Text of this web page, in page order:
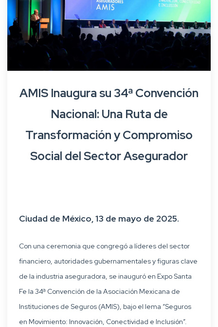
AMIS Inaugura su 34ª Convención
Nacional: Una Ruta de
Transformación y Compromiso
Social del Sector Asegurador
Ciudad de México, 13 de mayo de 2025.
Con una ceremonia que congregó a líderes del sector
financiero, autoridades gubernamentales y figuras clave
de la industria aseguradora, se inauguró en Expo Santa
Fe la 34ª Convención de la Asociación Mexicana de
Instituciones de Seguros (AMIS), bajo el lema “Seguros
en Movimiento: Innovación, Conectividad e Inclusión”.